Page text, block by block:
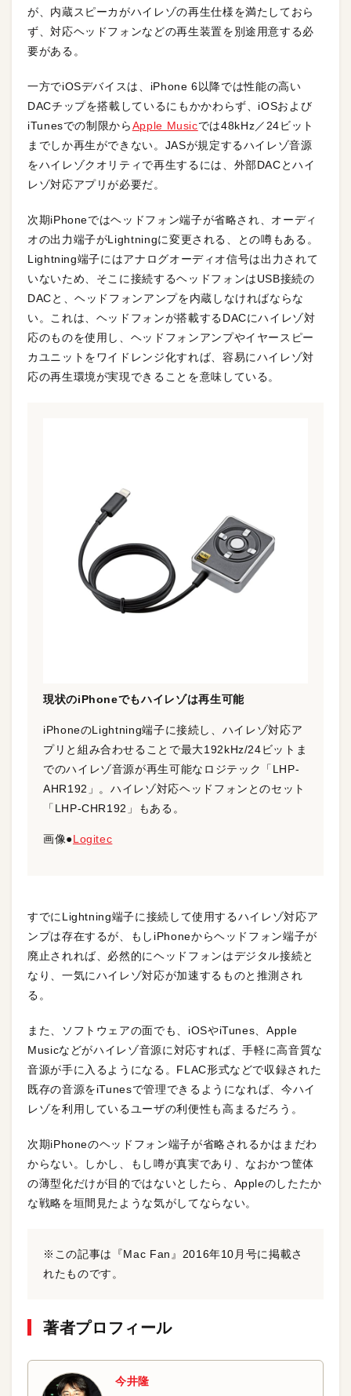
が、内蔵スピーカがハイレゾの再生仕様を満たしておら
ず、対応ヘッドフォンなどの再生装置を別途用意する必
要がある。
一方でiOSデバイスは、iPhone 6以降では性能の高い
DACチップを搭載しているにもかかわらず、iOSおよび
iTunesでの制限からApple Musicでは48kHz／24ビット
までしか再生ができない。JASが規定するハイレゾ音源
をハイレゾクオリティで再生するには、外部DACとハイ
レゾ対応アプリが必要だ。
次期iPhoneではヘッドフォン端子が省略され、オーディ
オの出力端子がLightningに変更される、との噂もある。
Lightning端子にはアナログオーディオ信号は出力されて
いないため、そこに接続するヘッドフォンはUSB接続の
DACと、ヘッドフォンアンプを内蔵しなければならな
い。これは、ヘッドフォンが搭載するDACにハイレゾ対
応のものを使用し、ヘッドフォンアンプやイヤースピー
カユニットをワイドレンジ化すれば、容易にハイレゾ対
応の再生環境が実現できることを意味している。
現状のiPhoneでもハイレゾは再生可能
iPhoneのLightning端子に接続し、ハイレゾ対応ア
プリと組み合わせることで最大192kHz/24ビットま
でのハイレゾ音源が再生可能なロジテック「LHP-
AHR192」。ハイレゾ対応ヘッドフォンとのセット
「LHP-CHR192」もある。
画像●Logitec
すでにLightning端子に接続して使用するハイレゾ対応ア
ンプは存在するが、もしiPhoneからヘッドフォン端子が
廃止されれば、必然的にヘッドフォンはデジタル接続と
なり、一気にハイレゾ対応が加速するものと推測され
る。
また、ソフトウェアの面でも、iOSやiTunes、Apple
Musicなどがハイレゾ音源に対応すれば、手軽に高音質な
音源が手に入るようになる。FLAC形式などで収録された
既存の音源をiTunesで管理できるようになれば、今ハイ
レゾを利用しているユーザの利便性も高まるだろう。
次期iPhoneのヘッドフォン端子が省略されるかはまだわ
からない。しかし、もし噂が真実であり、なおかつ筐体
の薄型化だけが目的ではないとしたら、Appleのしたたか
な戦略を垣間見たような気がしてならない。
※この記事は『Mac Fan』2016年10月号に掲載さ
れたものです。
著者プロフィール
今井隆